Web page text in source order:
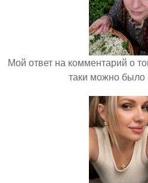
Мой ответ на комментарий о
таки можно было